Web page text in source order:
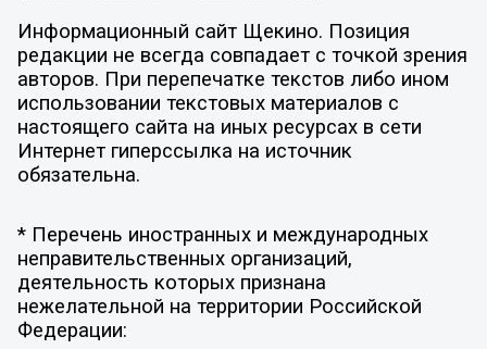
Информационный сайт Щекино. Позиция
редакции не всегда совпадает с точкой зрения
авторов. При перепечатке текстов либо ином
использовании текстовых материалов с
настоящего сайта на иных ресурсах в сети
Интернет гиперссылка на источник
обязательна.
* Перечень иностранных и международных
неправительственных организаций,
деятельность которых признана
нежелательной на территории Российской
Федерации: